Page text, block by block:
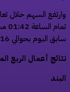
تمام
اليوم بحوالي 16%.
أعمال الربع